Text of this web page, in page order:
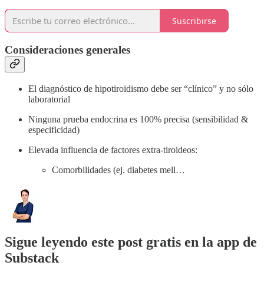
Suscribirse
Consideraciones generales
El diagnóstico de hipotiroidismo debe ser “clínico” y no sólo
laboratorial
Ninguna prueba endocrina es 100% precisa (sensibilidad &
especificidad)
Elevada influencia de factores extra-tiroideos:
Comorbilidades (ej. diabetes mell…
Sigue leyendo este post gratis en la app de
Substack